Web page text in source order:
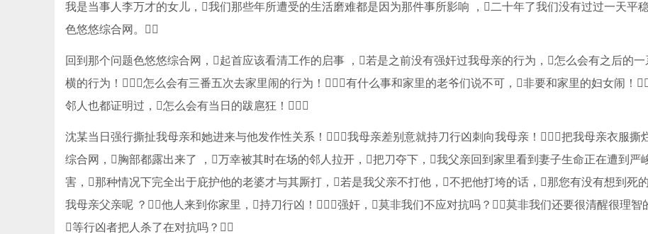
我是当事人李万才的女儿，我们那些年所遭受的生活磨难都是因为那件事所影响 ，二十年了我们没有过过一天平
色悠悠综合网。
回到那个问题色悠悠综合网，起首应该看清工作的启事 ，若是之前没有强奸过我母亲的行为，怎么会有之后的一
横的行为！怎么会有三番五次去家里闹的行为！有什么事和家里的老爷们说不可，非要和家里的妇女闹！
邻人也都证明过，怎么会有当日的跋扈狂！
沈某当日强行撕扯我母亲和她进来与他发作性关系！我母亲差别意就持刀行凶刺向我母亲！把我母亲衣服撕
综合网，胸部都露出来了 ，万幸被其时在场的邻人拉开，把刀夺下，我父亲回到家里看到妻子生命正在遭到严
害，那种情况下完全出于庇护他的老婆才与其厮打，若是我父亲不打他，不把他打垮的话，那您有没有想到死
我母亲父亲呢 ？他人来到你家里，持刀行凶！强奸，莫非我们不应对抗吗？莫非我们还要很清醒很理智
等行凶者把人杀了在对抗吗？